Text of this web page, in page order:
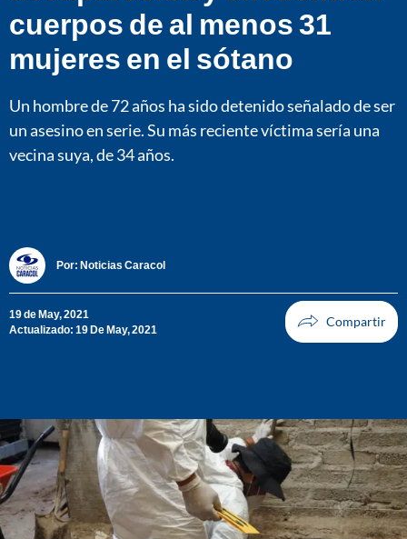
cuerpos de al menos 31
mujeres en el sótano
Un hombre de 72 años ha sido detenido señalado de ser
un asesino en serie. Su más reciente víctima sería una
vecina suya, de 34 años.
Por: Noticias Caracol
19 de May, 2021
Actualizado: 19 De May, 2021